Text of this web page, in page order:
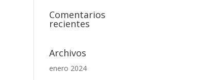
Comentarios
recientes
Archivos
enero 2024